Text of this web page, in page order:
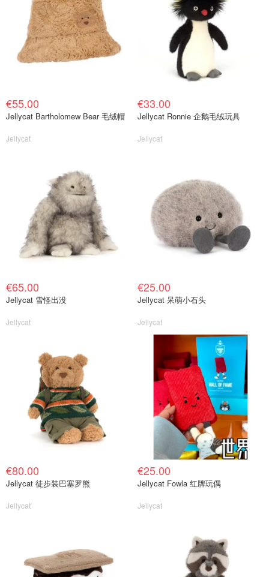
€55.00
Jellycat Bartholomew Bear 毛绒帽
Jellycat
€33.00
Jellycat Ronnie 企鹅毛绒玩具
Jellycat
€65.00
Jellycat 雪怪出没
Jellycat
€25.00
Jellycat 呆萌小石头
Jellycat
€80.00
Jellycat 徒步装巴塞罗熊
Jellycat
€25.00
Jellycat Fowla 红牌玩偶
Jellycat